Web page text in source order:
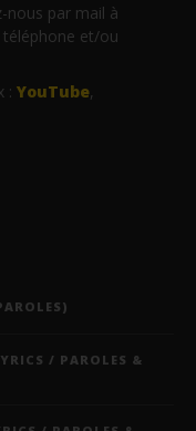
nous par mail à
téléphone et/ou
: YouTube,
/ PAROLES &